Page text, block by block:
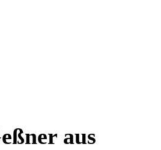
aus